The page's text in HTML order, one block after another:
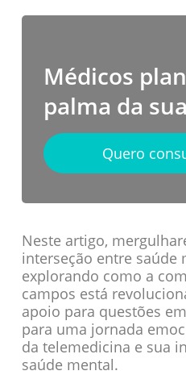
Médicos
palma da
Quero
Neste artigo,
interseção entre saúde
explorando como a
campos está
apoio para questões
para uma jornada
da telemedicina e sua
saúde mental.